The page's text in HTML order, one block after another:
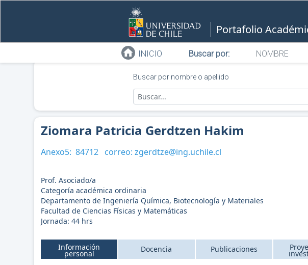
Portafolio
INICIO Buscar por: NOMBRE
Buscar por nombre o apellido
Ziomara Patricia Gerdtzen Hakim
Anexo5:84712 correo:zgerdtze@ing.uchile.cl
Prof. Asociado/a
Categoría académica ordinaria
Departamento de Ingeniería Química, Biotecnología y Materiales
Facultad de Ciencias Físicas y Matemáticas
Jornada:44 hrs
Información
personal Docencia Publicaciones